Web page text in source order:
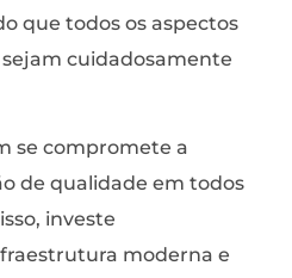
que todos os aspectos
cuidadosamente
se compromete a
de qualidade em todos
investe
moderna e